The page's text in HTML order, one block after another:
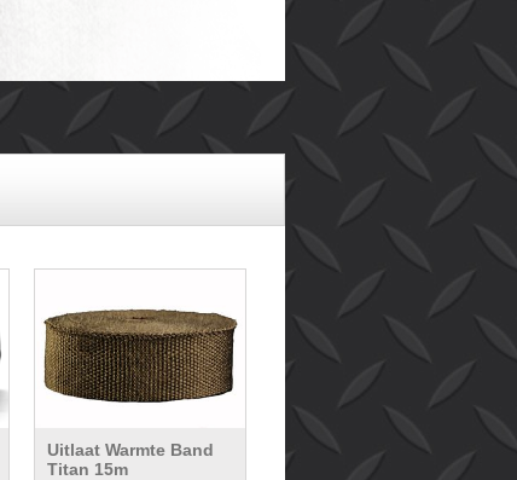
Uitlaat Warmte Band
Titan 15m